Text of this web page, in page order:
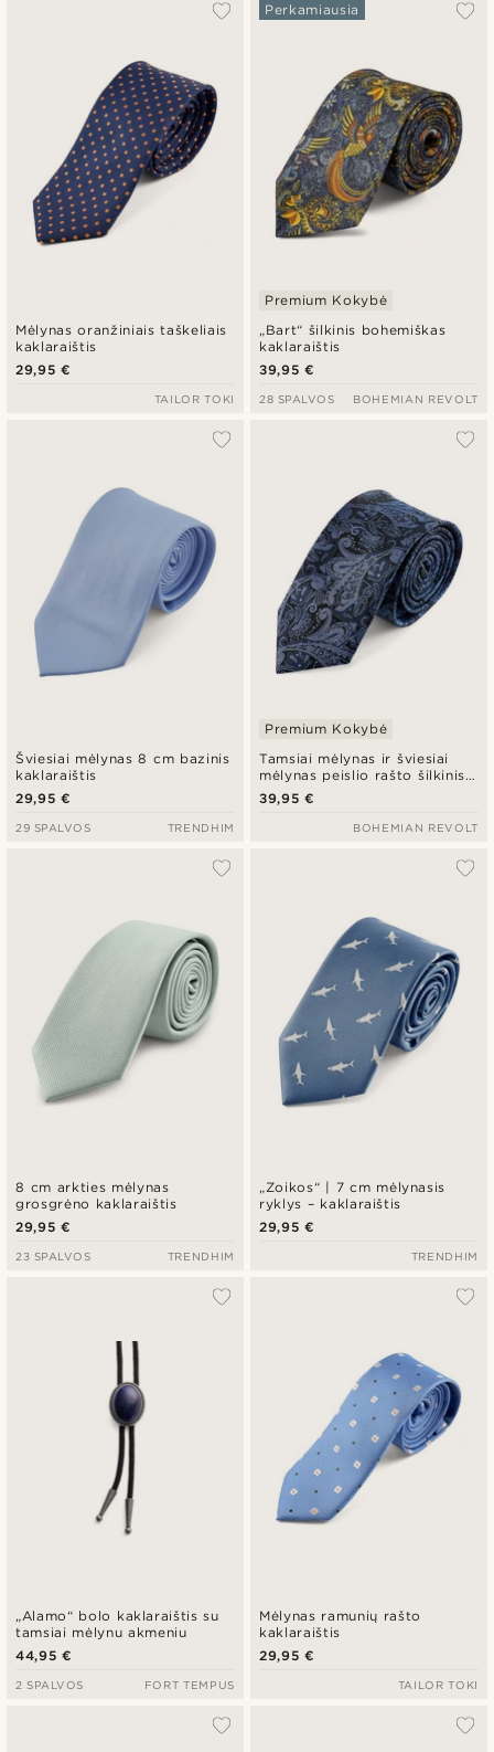
Mėlynas oranžiniais taškeliais
kaklaraištis
29,95 €
TAILOR TOKI
„Bart“ šilkinis bohemiškas
kaklaraištis
Perkamiausia
Premium Kokybė
39,95 €
28 SPALVOS BOHEMIAN REVOLT
Šviesiai mėlynas 8 cm bazinis
kaklaraištis
29,95 €
29 SPALVOS TRENDHIM
Tamsiai mėlynas ir šviesiai
mėlynas peislio rašto šilkinis
kaklaraištis | 6 cm
Premium Kokybė
39,95 €
BOHEMIAN REVOLT
8 cm arkties mėlynas
grosgrėno kaklaraištis
29,95 €
23 SPALVOS TRENDHIM
„Zoikos“ | 7 cm mėlynasis
ryklys – kaklaraištis
29,95 €
TRENDHIM
„Alamo“ bolo kaklaraištis su
tamsiai mėlynu akmeniu
44,95 €
2 SPALVOS FORT TEMPUS
Mėlynas ramunių rašto
kaklaraištis
29,95 €
TAILOR TOKI